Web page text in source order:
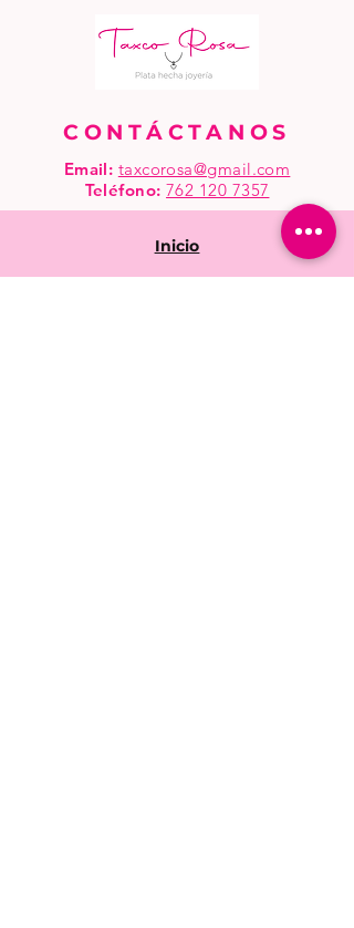
CONTÁCTANOS
Email: taxcorosa@gmail.com
Teléfono:762 120 7357
Inicio